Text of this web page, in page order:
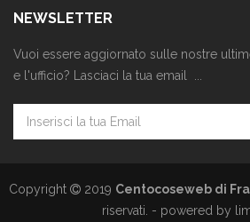
NEWSLETTER
Vuoi essere aggiornato sulle nostre
e l'ufficio? Lasciaci la tua email ...
Copyright 2019 Centocoseweb di
riservati. - powered by